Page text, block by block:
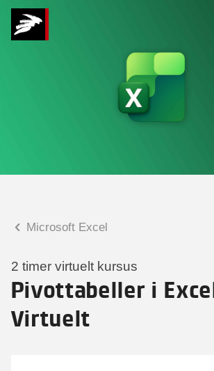
Microsoft Excel
2 timer virtuelt kursus
Pivottabeller i
Virtuelt
Praktiske spørgsmål
Christian Ravn Agergaard
dig med?